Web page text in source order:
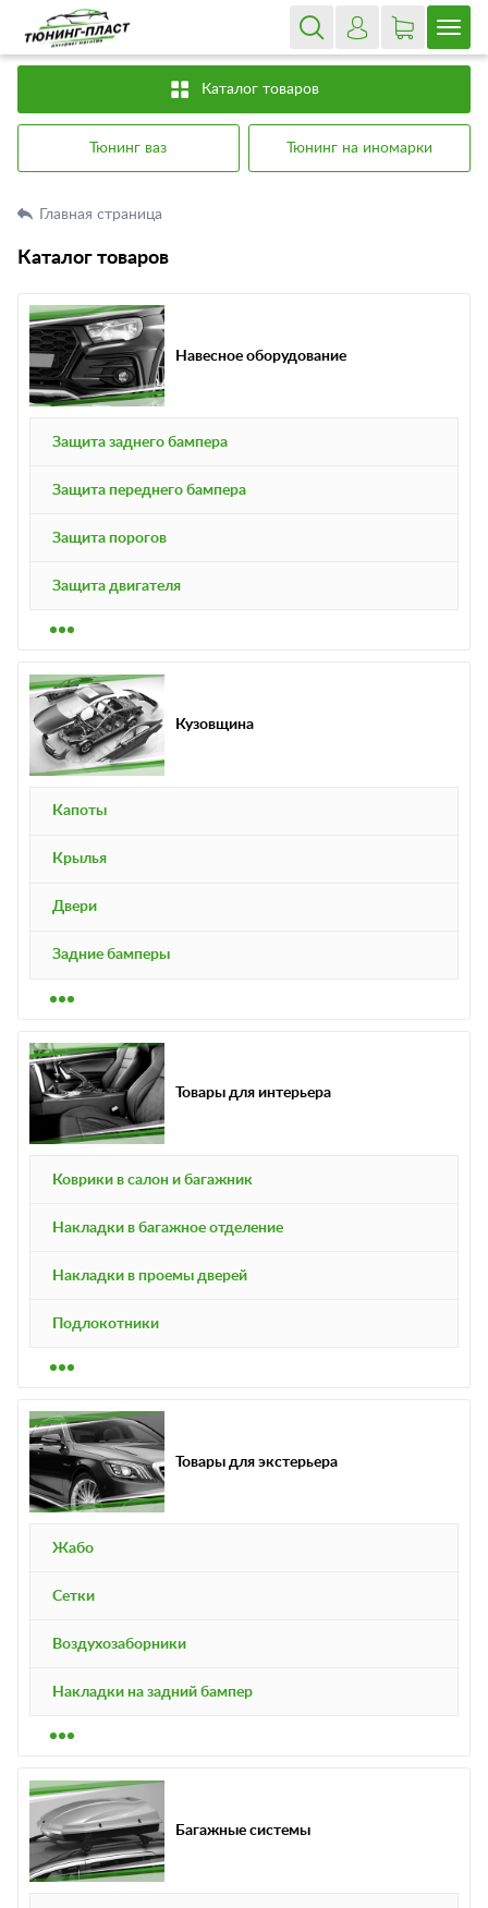
Каталог товаров
Тюнинг ваз Тюнинг на иномарки
Главная страница
Каталог товаров
Навесное оборудование
Защита заднего бампера
Защита переднего бампера
Защита порогов
Защита двигателя
Кузовщина
Капоты
Крылья
Двери
Задние бамперы
Товары для интерьера
Коврики в салон и багажник
Накладки в багажное отделение
Накладки в проемы дверей
Подлокотники
Товары для экстерьера
Жабо
Сетки
Воздухозаборники
Накладки на задний бампер
Багажные системы